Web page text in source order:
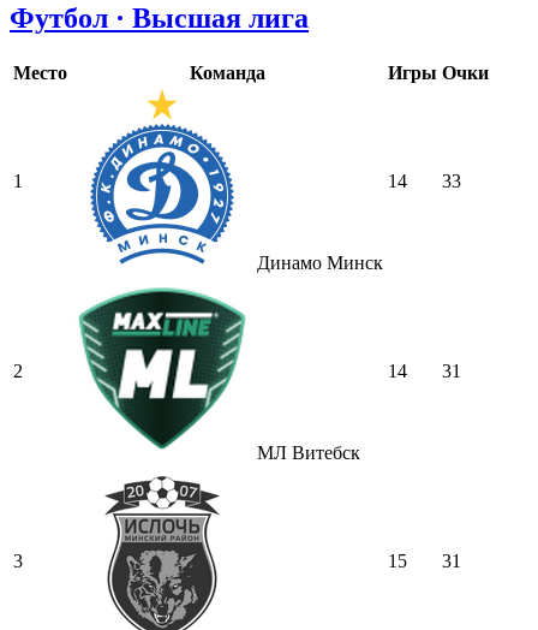
Футбол · Высшая лига
Место Команда Игры Очки
1
Динамо Минск
14 33
2
МЛ Витебск
14 31
3 15 31